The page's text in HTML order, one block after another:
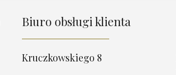
Biuro obsługi klienta
Kruczkowskiego 8